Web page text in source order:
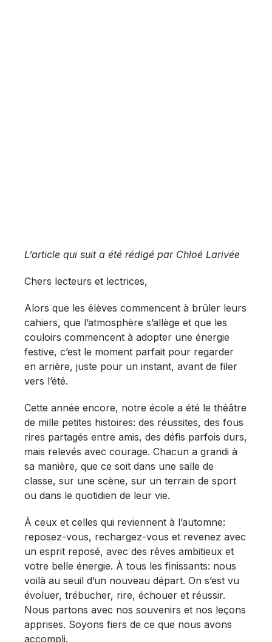
L’article qui suit a été rédigé par Chloé Larivée
Chers lecteurs et lectrices,
Alors que les élèves commencent à brûler leurs
cahiers, que l’atmosphère s’allège et que les
couloirs commencent à adopter une énergie
festive, c’est le moment parfait pour regarder
en arrière, juste pour un instant, avant de filer
vers l’été.
Cette année encore, notre école a été le théâtre
de mille petites histoires: des réussites, des fous
rires partagés entre amis, des défis parfois durs,
mais relevés avec courage. Chacun a grandi à
sa manière, que ce soit dans une salle de
classe, sur une scène, sur un terrain de sport
ou dans le quotidien de leur vie.
À ceux et celles qui reviennent à l’automne:
reposez-vous, rechargez-vous et revenez avec
un esprit reposé, avec des rêves ambitieux et
votre belle énergie. À tous les finissants: nous
voilà au seuil d’un nouveau départ. On s’est vu
évoluer, trébucher, rire, échouer et réussir.
Nous partons avec nos souvenirs et nos leçons
apprises. Soyons fiers de ce que nous avons
accompli.